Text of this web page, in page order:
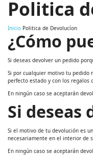
Politica
Inicio Politica de Devolucíon
¿Cómo
Si deseas devolver un pedido
Si por cualquier motivo tu pedido
perfecto estado y con los regalos
En ningún caso se aceptarán
Si
Si el motivo de tu devolución es
necesariamente en el interior de
En ningún caso se aceptarán